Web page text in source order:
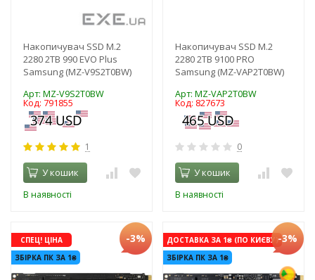
Накопичувач SSD M.2
2280 2TB 990 EVO Plus
Samsung (MZ-V9S2T0BW)
Арт: MZ-V9S2T0BW
Код: 791855
1
У кошик
В наявності
Накопичувач SSD M.2
2280 2TB 9100 PRO
Samsung (MZ-VAP2T0BW)
Арт: MZ-VAP2T0BW
Код: 827673
0
У кошик
В наявності
СПЕЦ! ЦІНА
ЗБІРКА ПК ЗА 1₴
-3%
ДОСТАВКА ЗА 1₴ (ПО КИЄВУ)
ЗБІРКА ПК ЗА 1₴
-3%